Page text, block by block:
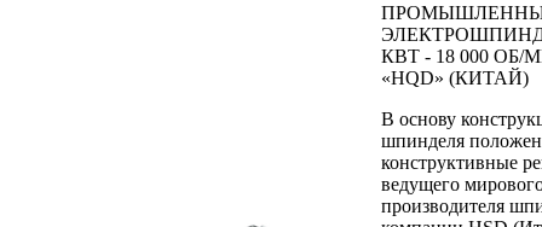
КВТ - 18 000 ОБ/
«HQD» (КИТАЙ)
В основу
шпинделя
конструктивные
ведущего
производителя